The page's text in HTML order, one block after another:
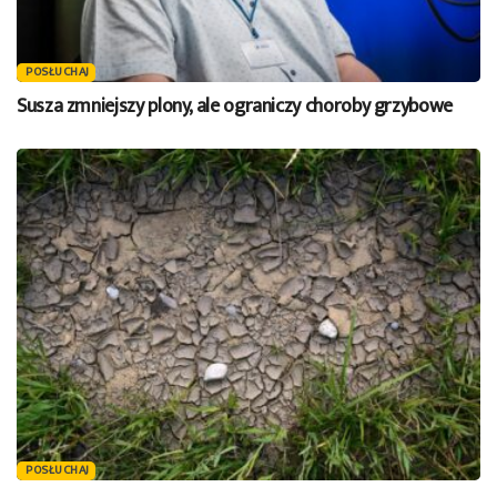
POSŁUCHAJ
Susza zmniejszy plony, ale ograniczy choroby grzybowe
POSŁUCHAJ